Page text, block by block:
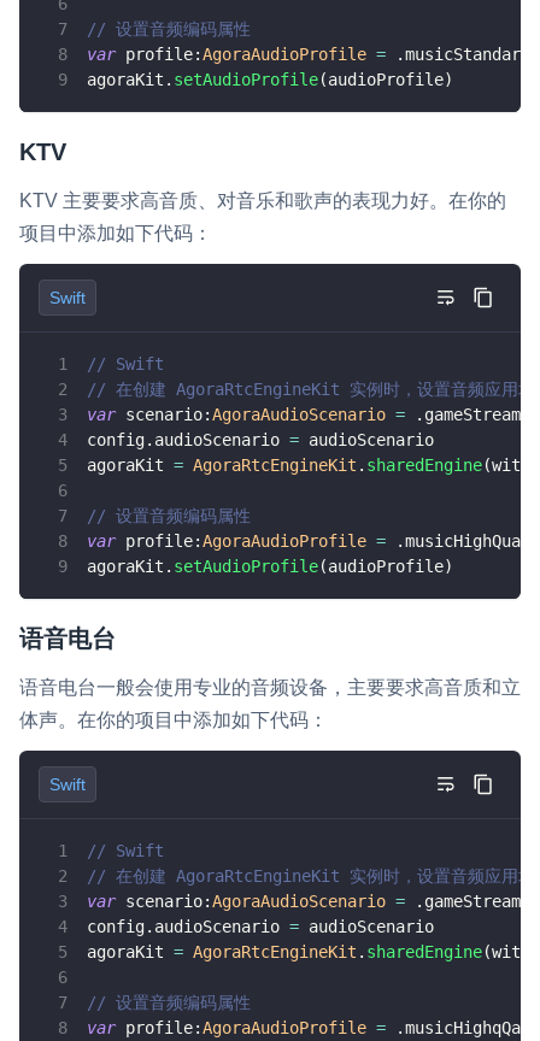
// 设置音频编码属性
var profile:AgoraAudioProfile = .musicStandard
agoraKit . setAudioProfile(audioProfile)
KTV
KTV 主要要求高音质、对音乐和歌声的表现力好。在你的
项目中添加如下代码：
Swift
// Swift
// 在创建 AgoraRtcEngineKit 实例时，设置音频应用场
var scenario:AgoraAudioScenario = .
config. audioScenario = audioScenario
agoraKit = AgoraRtcEngineKit . sharedEngine(with
// 设置音频编码属性
var profile:AgoraAudioProfile = .
agoraKit . setAudioProfile(audioProfile)
语音电台
语音电台一般会使用专业的音频设备，主要要求高音质和立
体声。在你的项目中添加如下代码：
Swift
// Swift
// 在创建 AgoraRtcEngineKit 实例时，设置音频应用场
var scenario:AgoraAudioScenario = .
config. audioScenario = audioScenario
agoraKit = AgoraRtcEngineKit . sharedEngine(with
// 设置音频编码属性
var profile:AgoraAudioProfile = .